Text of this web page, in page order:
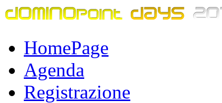
HomePage
Agenda
Registrazione